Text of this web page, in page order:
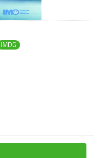
IMDG